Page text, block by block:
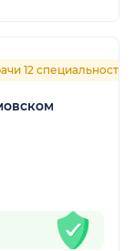
12 специальностей